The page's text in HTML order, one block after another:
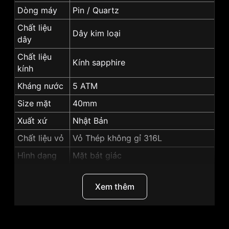
Dòng máy
Pin / Quartz
Chất liệu
dây
Dây kim loại
Chất liệu
kính
Kính sapphire
Kháng nước
5 ATM
Size mặt
40mm
Xuất xứ
Nhật Bản
Chất liệu vỏ
Vỏ Thép không gỉ 316L
Hình dạng
Mặt bát giác
Vỏ Màu Bạc
Mặt trắngXem thêm